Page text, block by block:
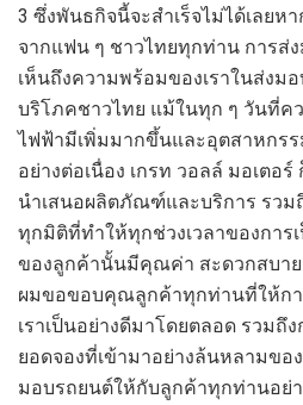
3 ซึ่งพันธกิจนี้จะสำเร็จไม่ได้เลยห
จากแฟน ๆ ชาวไทยทุกท่าน การส่
เห็นถึงความพร้อมของเราในส่ง
บริโภคชาวไทย แม้ในทุก ๆ วันที่ค
ไฟฟ้ามีเพิ่มมากขึ้นและอุตสาหกร
อย่างต่อเนื่อง เกรท วอลล์ มอเตอ
นำเสนอผลิตภัณฑ์และบริการ รว
ทุกมิติที่ทำให้ทุกช่วงเวลาของการ
ของลูกค้านั้นมีคุณค่า สะดวกสบา
ผมขอขอบคุณลูกค้าทุกท่านที่ให้ก
เราเป็นอย่างดีมาโดยตลอด รวมถึ
ยอดจองที่เข้ามาอย่างล้นหลามของ
มอบรถยนต์ให้กับลูกค้าทุกท่านอย่า